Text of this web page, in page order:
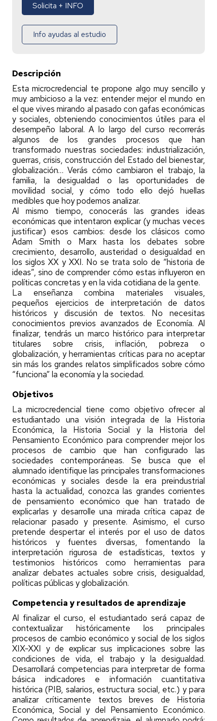
Solicita + INFO
Info ayudas al estudio
Descripción
Esta microcredencial te propone algo muy sencillo y
muy ambicioso a la vez: entender mejor el mundo en
el que vives mirando al pasado con gafas económicas
y sociales, obteniendo conocimientos útiles para el
desempeño laboral. A lo largo del curso recorrerás
algunos de los grandes procesos que han
transformado nuestras sociedades: industrialización,
guerras, crisis, construcción del Estado del bienestar,
globalización… Verás cómo cambiaron el trabajo, la
familia, la desigualdad o las oportunidades de
movilidad social, y cómo todo ello dejó huellas
medibles que hoy podemos analizar.
Al mismo tiempo, conocerás las grandes ideas
económicas que intentaron explicar (y muchas veces
justificar) esos cambios: desde los clásicos como
Adam Smith o Marx hasta los debates sobre
crecimiento, desarrollo, austeridad o desigualdad en
los siglos XX y XXI. No se trata solo de “historia de
ideas”, sino de comprender cómo estas influyeron en
políticas concretas y en la vida cotidiana de la gente.
La enseñanza combina materiales visuales,
pequeños ejercicios de interpretación de datos
históricos y discusión de textos. No necesitas
conocimientos previos avanzados de Economía. Al
finalizar, tendrás un marco histórico para interpretar
titulares sobre crisis, inflación, pobreza o
globalización, y herramientas críticas para no aceptar
sin más los grandes relatos simplificados sobre cómo
“funciona” la economía y la sociedad.
Objetivos
La microcredencial tiene como objetivo ofrecer al
estudiantado una visión integrada de la Historia
Económica, la Historia Social y la Historia del
Pensamiento Económico para comprender mejor los
procesos de cambio que han configurado las
sociedades contemporáneas. Se busca que el
alumnado identifique las principales transformaciones
económicas y sociales desde la era preindustrial
hasta la actualidad, conozca las grandes corrientes
de pensamiento económico que han tratado de
explicarlas y desarrolle una mirada crítica capaz de
relacionar pasado y presente. Asimismo, el curso
pretende despertar el interés por el uso de datos
históricos y fuentes diversas, fomentando la
interpretación rigurosa de estadísticas, textos y
testimonios históricos como herramientas para
analizar debates actuales sobre crisis, desigualdad,
políticas públicas y globalización.
Competencia y resultados de aprendizaje
Al finalizar el curso, el estudiantado será capaz de
contextualizar históricamente los principales
procesos de cambio económico y social de los siglos
XIX-XXI y de explicar sus implicaciones sobre las
condiciones de vida, el trabajo y la desigualdad.
Desarrollará competencias para interpretar de forma
básica indicadores e información cuantitativa
histórica (PIB, salarios, estructura social, etc.) y para
analizar críticamente textos breves de Historia
Económica, Social y del Pensamiento Económico.